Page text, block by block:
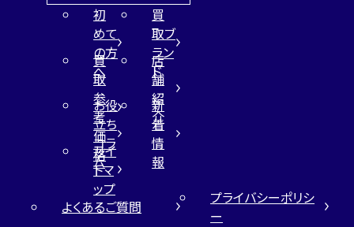
初
めて
の方
へ
買
取ブ
ラン
ド
買
取
参
考
価
格
店
舗
紹
介
お役
立ち
コラ
ム
新
着
情
報
サイ
トマ
ップ
よくあるご質問
プライバシーポリシ
ー